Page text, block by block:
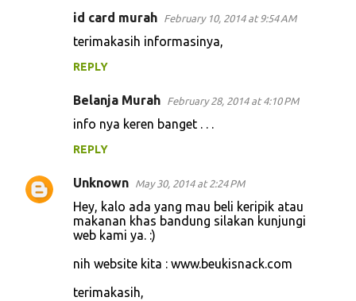
id card murah February 10, 2014 at 9:54 AM
terimakasih informasinya,
REPLY
Belanja Murah February 28, 2014 at 4:10 PM
info nya keren banget . . .
REPLY
Unknown May 30, 2014 at 2:24 PM
Hey, kalo ada yang mau beli keripik atau
makanan khas bandung silakan kunjungi
web kami ya. :)
nih website kita : www.beukisnack.com
terimakasih,